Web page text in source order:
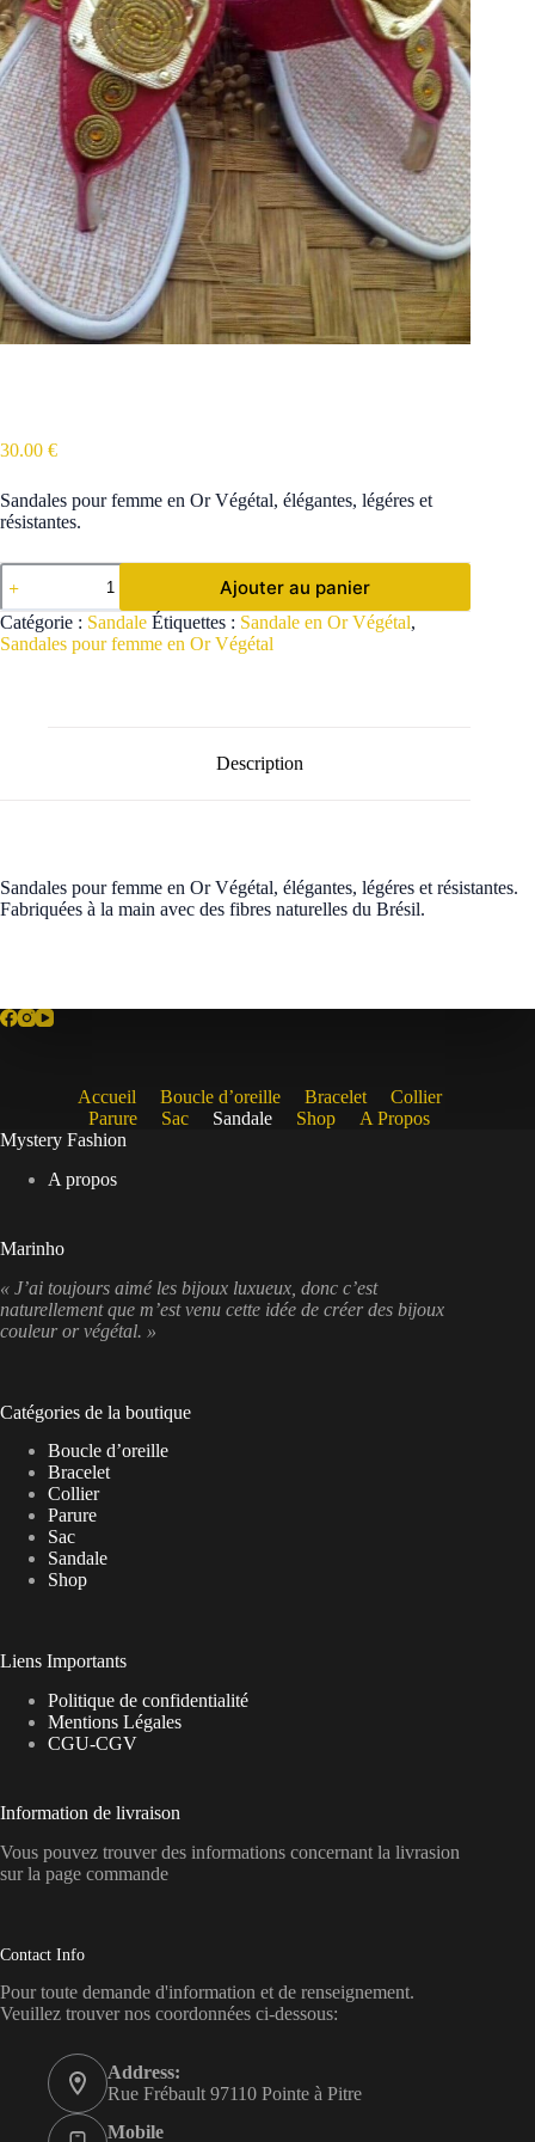
30.00 €
Sandales pour femme en Or Végétal, élégantes, légéres et
résistantes.
quantité
de
Sandales
pour
femme
Ajouter au panier
Catégorie : Sandale Étiquettes : Sandale en Or Végétal,
Sandales pour femme en Or Végétal
Description
Sandales pour femme en Or Végétal, élégantes, légéres et résistantes.
Fabriquées à la main avec des fibres naturelles du Brésil.
Accueil Boucle d’oreille Bracelet
Collier
Parure
Sac Sandale Shop
A Propos
Mystery Fashion
A propos
Marinho
« J’ai toujours aimé les bijoux luxueux, donc c’est
naturellement que m’est venu cette idée de créer des bijoux
couleur or végétal. »
Catégories de la boutique
Boucle d’oreille
Bracelet
Collier
Parure
Sac
Sandale
Shop
Liens Importants
Politique de confidentialité
Mentions Légales
CGU-CGV
Information de livraison
Vous pouvez trouver des informations concernant la livrasion
sur la page commande
Contact Info
Pour toute demande d'information et de renseignement.
Veuillez trouver nos coordonnées ci-dessous:
Address:
Rue Frébault 97110 Pointe à Pitre
Mobile